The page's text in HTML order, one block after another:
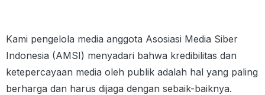
Kami pengelola media anggota Asosiasi Media Siber
Indonesia (AMSI) menyadari bahwa kredibilitas dan
ketepercayaan media oleh publik adalah hal yang paling
berharga dan harus dijaga dengan sebaik-baiknya.